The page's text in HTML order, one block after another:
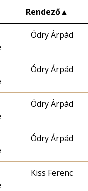
Rendező▲
Ódry Árpád
Ódry Árpád
Ódry Árpád
Ódry Árpád
Kiss Ferenc